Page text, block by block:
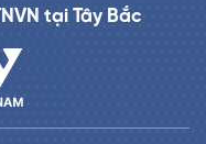
tại Tây Bắc